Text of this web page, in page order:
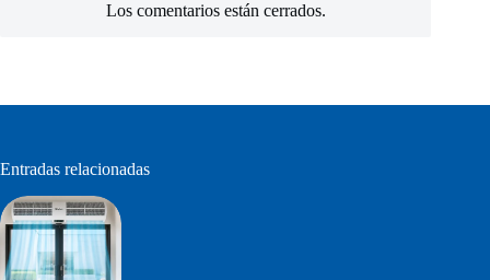
Los comentarios están cerrados.
Entradas relacionadas